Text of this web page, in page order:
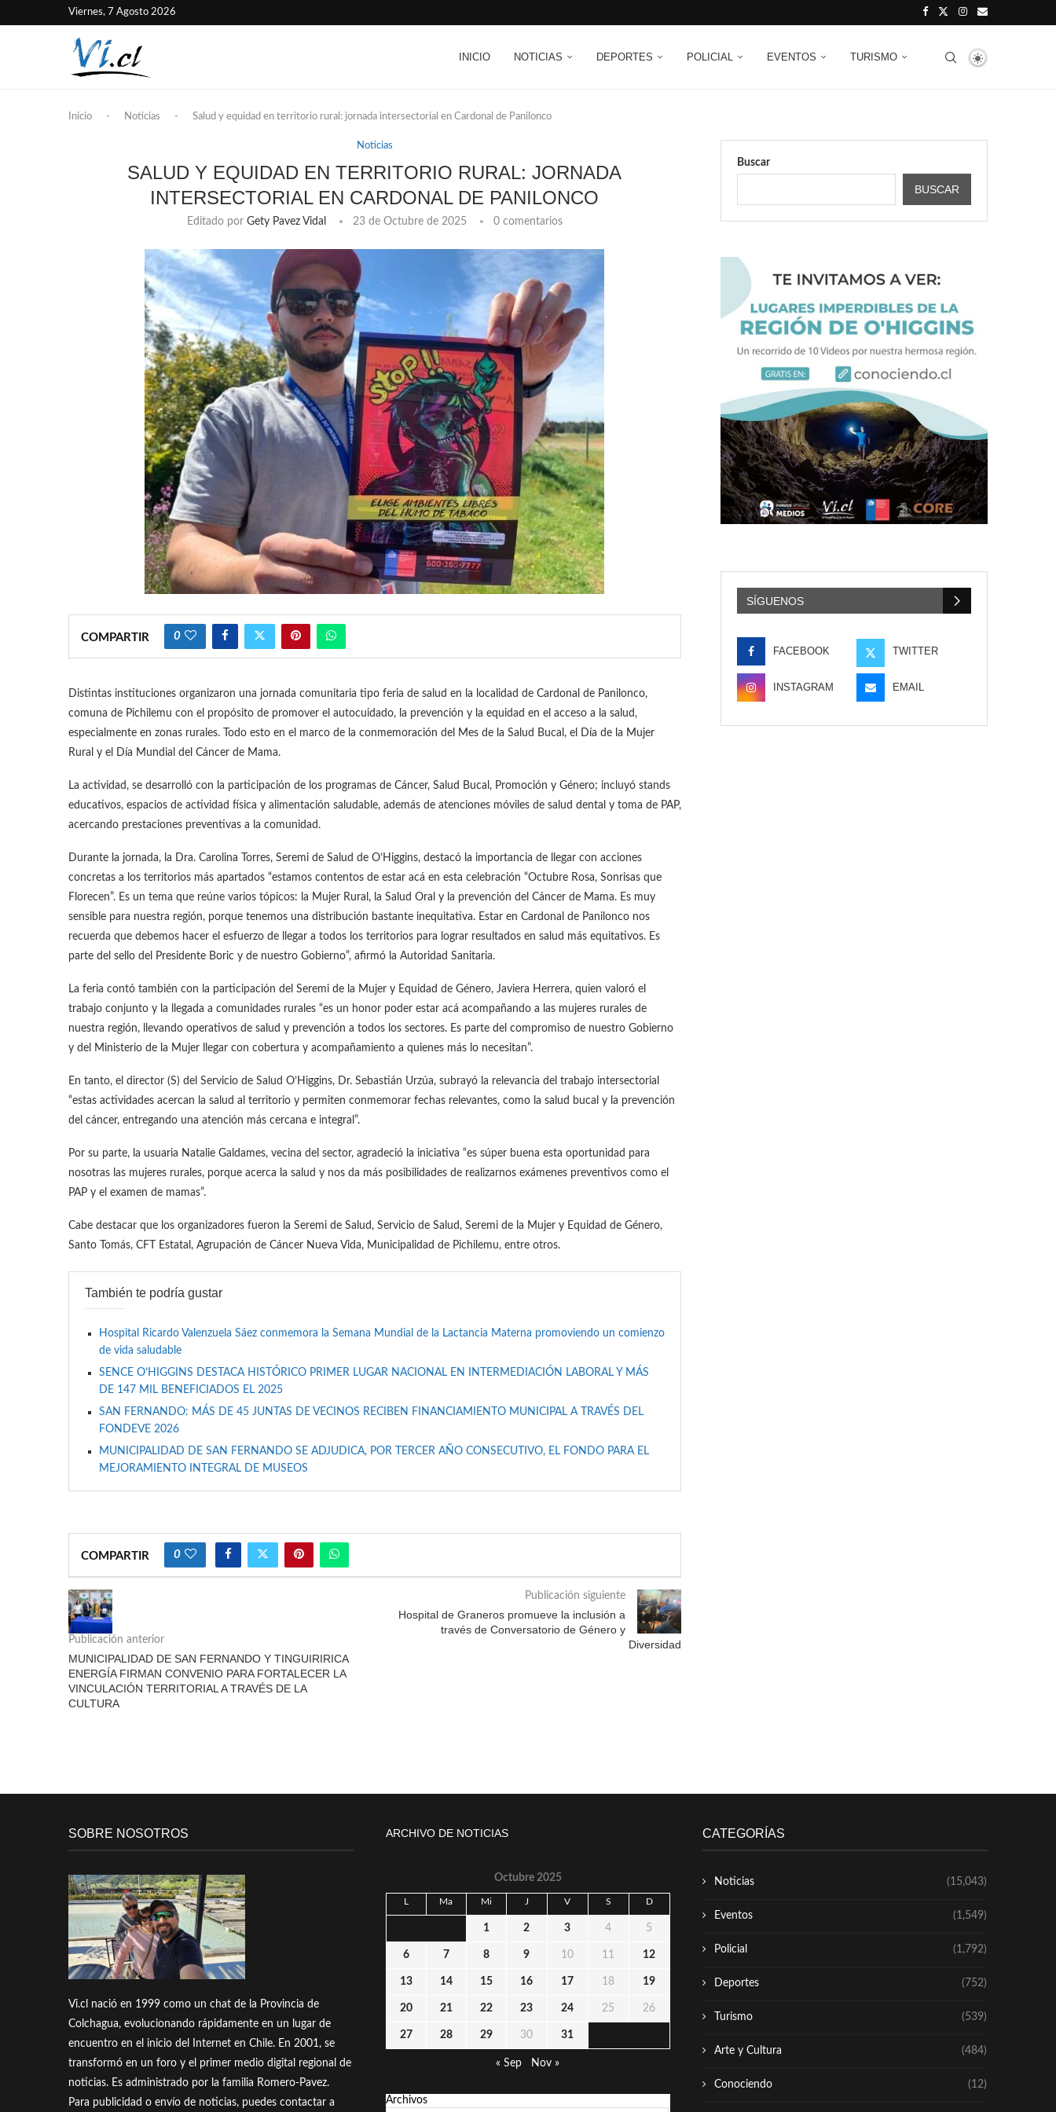
Viernes, 7 Agosto 2026
INICIO NOTICIAS DEPORTES POLICIAL EVENTOS TURISMO
Inicio - Noticias - Salud y equidad en territorio rural: jornada intersectorial en Cardonal de Panilonco
Noticias
SALUD Y EQUIDAD EN TERRITORIO RURAL: JORNADA
INTERSECTORIAL EN CARDONAL DE PANILONCO
Editado por Gety Pavez Vidal 23 de Octubre de 2025 0 comentarios
COMPARTIR 0
Distintas instituciones organizaron una jornada comunitaria tipo feria de salud en la localidad de Cardonal de Panilonco,
comuna de Pichilemu con el propósito de promover el autocuidado, la prevención y la equidad en el acceso a la salud,
especialmente en zonas rurales. Todo esto en el marco de la conmemoración del Mes de la Salud Bucal, el Día de la Mujer
Rural y el Día Mundial del Cáncer de Mama.
La actividad, se desarrolló con la participación de los programas de Cáncer, Salud Bucal, Promoción y Género; incluyó stands
educativos, espacios de actividad física y alimentación saludable, además de atenciones móviles de salud dental y toma de PAP,
acercando prestaciones preventivas a la comunidad.
Durante la jornada, la Dra. Carolina Torres, Seremi de Salud de O’Higgins, destacó la importancia de llegar con acciones
concretas a los territorios más apartados “estamos contentos de estar acá en esta celebración “Octubre Rosa, Sonrisas que
Florecen”. Es un tema que reúne varios tópicos: la Mujer Rural, la Salud Oral y la prevención del Cáncer de Mama. Es muy
sensible para nuestra región, porque tenemos una distribución bastante inequitativa. Estar en Cardonal de Panilonco nos
recuerda que debemos hacer el esfuerzo de llegar a todos los territorios para lograr resultados en salud más equitativos. Es
parte del sello del Presidente Boric y de nuestro Gobierno”, afirmó la Autoridad Sanitaria.
La feria contó también con la participación del Seremi de la Mujer y Equidad de Género, Javiera Herrera, quien valoró el
trabajo conjunto y la llegada a comunidades rurales “es un honor poder estar acá acompañando a las mujeres rurales de
nuestra región, llevando operativos de salud y prevención a todos los sectores. Es parte del compromiso de nuestro Gobierno
y del Ministerio de la Mujer llegar con cobertura y acompañamiento a quienes más lo necesitan”.
En tanto, el director (S) del Servicio de Salud O’Higgins, Dr. Sebastián Urzúa, subrayó la relevancia del trabajo intersectorial
“estas actividades acercan la salud al territorio y permiten conmemorar fechas relevantes, como la salud bucal y la prevención
del cáncer, entregando una atención más cercana e integral”.
Por su parte, la usuaria Natalie Galdames, vecina del sector, agradeció la iniciativa “es súper buena esta oportunidad para
nosotras las mujeres rurales, porque acerca la salud y nos da más posibilidades de realizarnos exámenes preventivos como el
PAP y el examen de mamas”.
Cabe destacar que los organizadores fueron la Seremi de Salud, Servicio de Salud, Seremi de la Mujer y Equidad de Género,
Santo Tomás, CFT Estatal, Agrupación de Cáncer Nueva Vida, Municipalidad de Pichilemu, entre otros.
También te podría gustar
Hospital Ricardo Valenzuela Sáez conmemora la Semana Mundial de la Lactancia Materna promoviendo un comienzo
de vida saludable
SENCE O’HIGGINS DESTACA HISTÓRICO PRIMER LUGAR NACIONAL EN INTERMEDIACIÓN LABORAL Y MÁS
DE 147 MIL BENEFICIADOS EL 2025
SAN FERNANDO: MÁS DE 45 JUNTAS DE VECINOS RECIBEN FINANCIAMIENTO MUNICIPAL A TRAVÉS DEL
FONDEVE 2026
MUNICIPALIDAD DE SAN FERNANDO SE ADJUDICA, POR TERCER AÑO CONSECUTIVO, EL FONDO PARA EL
MEJORAMIENTO INTEGRAL DE MUSEOS
COMPARTIR 0
Publicación anterior
MUNICIPALIDAD DE SAN FERNANDO Y TINGUIRIRICA
ENERGÍA FIRMAN CONVENIO PARA FORTALECER LA
VINCULACIÓN TERRITORIAL A TRAVÉS DE LA
CULTURA
Publicación siguiente
Hospital de Graneros promueve la inclusión a
través de Conversatorio de Género y
Diversidad
Buscar
BUSCAR
SÍGUENOS
FACEBOOK TWITTER
INSTAGRAM EMAIL
SOBRE NOSOTROS
Vi.cl nació en 1999 como un chat de la Provincia de
Colchagua, evolucionando rápidamente en un lugar de
encuentro en el inicio del Internet en Chile. En 2001, se
transformó en un foro y el primer medio digital regional de
noticias. Es administrado por la familia Romero-Pavez.
Para publicidad o envío de noticias, puedes contactar a
ARCHIVO DE NOTICIAS
Octubre 2025
L Ma Mi J V S D
1 2 3 4 5
6 7 8 9 10 11 12
13 14 15 16 17 18 19
20 21 22 23 24 25 26
27 28 29 30 31
« Sep Nov »
Archivos
CATEGORÍAS
Noticias (15,043)
Eventos (1,549)
Policial (1,792)
Deportes (752)
Turismo (539)
Arte y Cultura (484)
Conociendo (12)